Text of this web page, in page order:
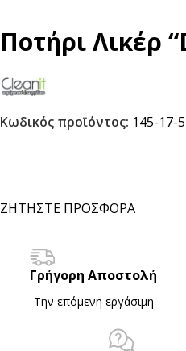
Ποτήρι Λικέρ
Κωδικός προϊόντος: 145-17-
ΖΗΤΗΣΤΕ ΠΡΟΣΦΟΡΑ
Γρήγορη Αποστολή
Την επόμενη εργάσιμη